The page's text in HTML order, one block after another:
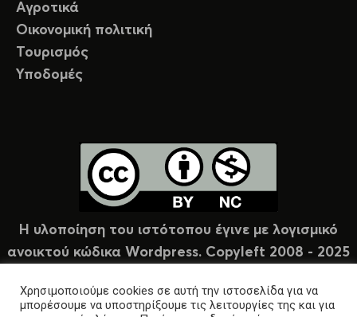
Αγροτικά
Οικονομική πολιτική
Τουρισμός
Υποδομές
Η υλοποίηση του ιστότοπου έγινε με λογισμικό
ανοικτού κώδικα Wordpress. Copyleft 2008 - 2025
Χρησιμοποιούμε cookies σε αυτή την ιστοσελίδα για να
μπορέσουμε να υποστηρίξουμε τις λειτουργίες της και για